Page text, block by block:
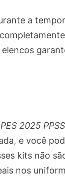
a
2025
e você
kits não
nos